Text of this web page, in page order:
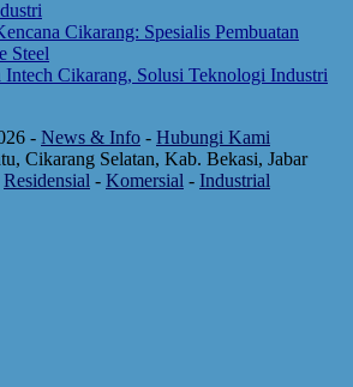
Cikarang: Spesialis Pembuatan
Steel
Cikarang, Solusi Teknologi Industri
- News & Info - Hubungi Kami
Cikarang Selatan, Kab. Bekasi, Jabar
Residensial - Komersial - Industrial